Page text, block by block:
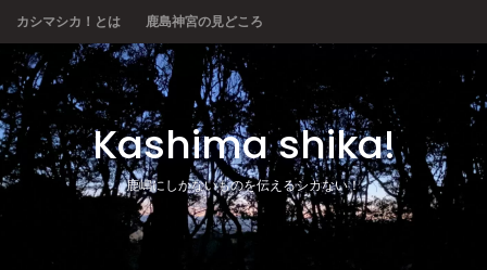
content
カシマシカ！とは 鹿島神宮の見どころ
Kashima shika!
鹿嶋にしかないものを伝えるシカない！